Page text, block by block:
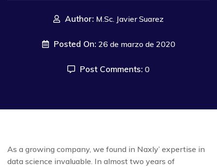
Author: M.Sc. Javier Suarez
Posted On: 26 de marzo de 2020
Post Comments: 0
As a growing company, we found in Naxly’ expertise in
data science invaluable. In almost two years of